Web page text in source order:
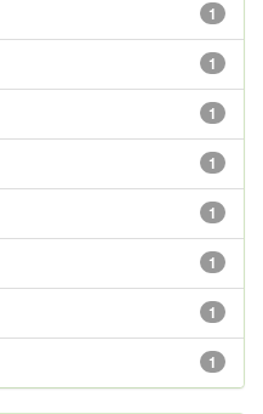
1
1
1
1
1
1
1
1